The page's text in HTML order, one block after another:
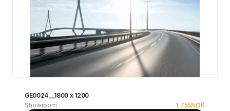
GE0024__1800 x 1200
Showroom
1,755NOK